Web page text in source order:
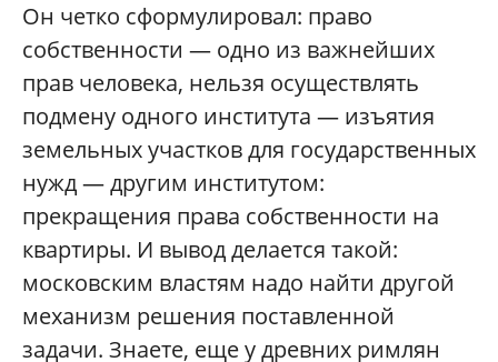
Он четко сформулировал: право
собственности — одно из важнейших
прав человека, нельзя осуществлять
подмену одного института — изъятия
земельных участков для государственных
нужд — другим институтом:
прекращения права собственности на
квартиры. И вывод делается такой:
московским властям надо найти другой
механизм решения поставленной
задачи. Знаете, еще у древних римлян